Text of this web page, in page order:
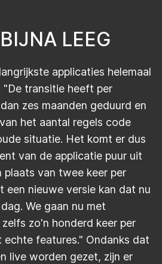
BIJNA LEEG
applicaties helemaal
"De transitie heeft per
zes maanden geduurd en
het aantal regels code
situatie. Het komt er dus
van de applicatie puur uit
plaats van twee keer per
een nieuwe versie kan dat nu
We gaan nu met
zo'n honderd keer per
features." Ondanks dat
live worden gezet, zijn er